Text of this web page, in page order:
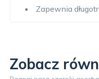
Zapewnia
Zobacz